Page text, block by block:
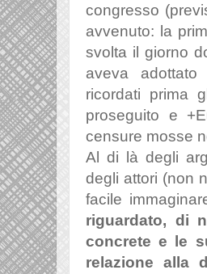
congresso
avvenuto: la
svolta il giorno
aveva
ricordati prima
proseguito e
censure mosse
Al di là degli
degli attori (non
facile
riguardato, di
concrete e le
relazione alla